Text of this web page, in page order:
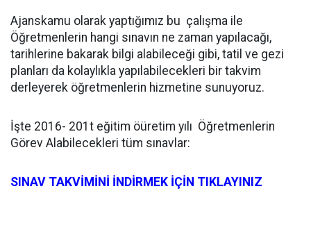
Ajanskamu olarak yaptığımız bu çalışma ile
Öğretmenlerin hangi sınavın ne zaman yapılacağı,
tarihlerine bakarak bilgi alabileceği gibi, tatil ve gezi
planları da kolaylıkla yapılabilecekleri bir takvim
derleyerek öğretmenlerin hizmetine sunuyoruz.
İşte 2016- 201t eğitim öüretim yılı Öğretmenlerin
Görev Alabilecekleri tüm sınavlar:
SINAV TAKVİMİNİ İNDİRMEK İÇİN TIKLAYINIZ